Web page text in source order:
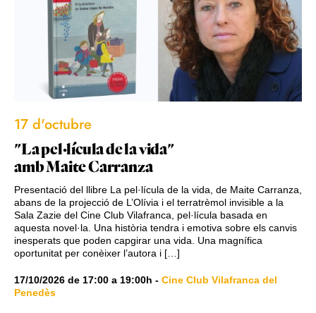
17 d'octubre
"La pel·lícula de la vida"
amb Maite Carranza
Presentació del llibre La pel·lícula de la vida, de Maite Carranza,
abans de la projecció de L’Olívia i el terratrèmol invisible a la
Sala Zazie del Cine Club Vilafranca, pel·lícula basada en
aquesta novel·la. Una història tendra i emotiva sobre els canvis
inesperats que poden capgirar una vida. Una magnífica
oportunitat per conèixer l’autora i […]
17/10/2026 de 17:00 a 19:00h - Cine Club Vilafranca del
Penedès